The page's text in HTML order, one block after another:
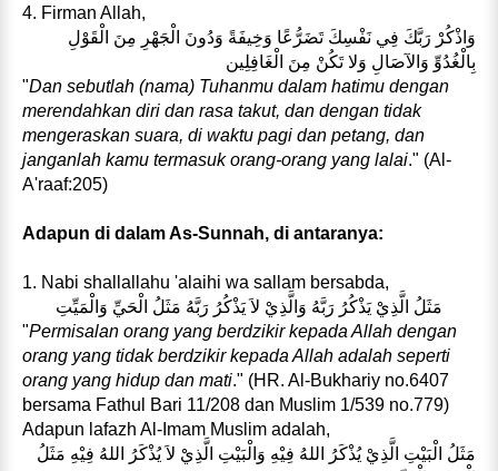
4. Firman Allah,
وَاذْكُرْ رَبَّكَ فِي نَفْسِكَ تَضَرُّعًا وَخِيفَةً وَدُونَ الْجَهْرِ مِنَ الْقَوْلِ
بِالْغُدُوِّ وَالآصَالِ وَلا تَكُنْ مِنَ الْغَافِلِين
"Dan sebutlah (nama) Tuhanmu dalam hatimu dengan
merendahkan diri dan rasa takut, dan dengan tidak
mengeraskan suara, di waktu pagi dan petang, dan
janganlah kamu termasuk orang-orang yang lalai." (Al-
A'raaf:205)
Adapun di dalam As-Sunnah, di antaranya:
1. Nabi shallallahu 'alaihi wa sallam bersabda,
مَثَلُ الَّذِيْ يَذْكُرُ رَبَّهُ وَالَّذِيْ لاَ يَذْكُرُ رَبَّهُ مَثَلُ الْحَيِّ وَالْمَيِّتِ
"Permisalan orang yang berdzikir kepada Allah dengan
orang yang tidak berdzikir kepada Allah adalah seperti
orang yang hidup dan mati." (HR. Al-Bukhariy no.6407
bersama Fathul Bari 11/208 dan Muslim 1/539 no.779)
Adapun lafazh Al-Imam Muslim adalah,
مَثَلُ الْبَيْتِ الَّذِيْ يُذْكَرُ اللهُ فِيْهِ وَالْبَيْتِ الَّذِيْ لاَ يُذْكَرُ اللهُ فِيْهِ مَثَلُ